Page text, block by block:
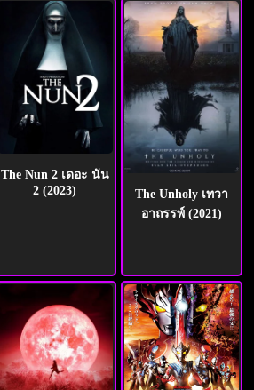
The Nun 2 เดอะ นัน
2 (2023)
The Unholy เทวา
อาถรรพ์ (2021)